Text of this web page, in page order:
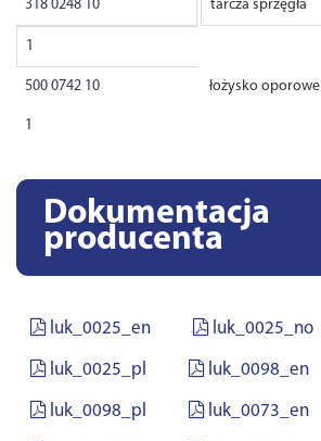
318 0248 10 tarcza sprzęgła
1
500 0742 10 łożysko oporowe
1
Dokumentacja
producenta
luk_0025_en luk_0025_no
luk_0025_pl luk_0098_en
luk_0098_pl luk_0073_en